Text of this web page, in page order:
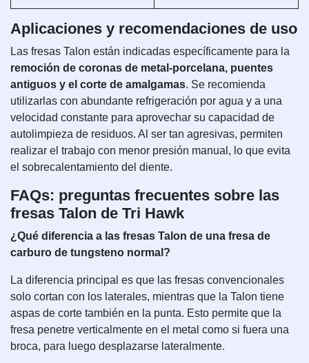
Aplicaciones y recomendaciones de uso
Las fresas Talon están indicadas específicamente para la
remoción de coronas de metal-porcelana, puentes
antiguos y el corte de amalgamas. Se recomienda
utilizarlas con abundante refrigeración por agua y a una
velocidad constante para aprovechar su capacidad de
autolimpieza de residuos. Al ser tan agresivas, permiten
realizar el trabajo con menor presión manual, lo que evita
el sobrecalentamiento del diente.
FAQs: preguntas frecuentes sobre las
fresas Talon de Tri Hawk
¿Qué diferencia a las fresas Talon de una fresa de
carburo de tungsteno normal?
La diferencia principal es que las fresas convencionales
solo cortan con los laterales, mientras que la Talon tiene
aspas de corte también en la punta. Esto permite que la
fresa penetre verticalmente en el metal como si fuera una
broca, para luego desplazarse lateralmente.